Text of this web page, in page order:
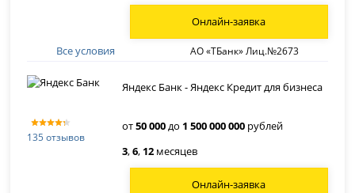
Все условия АО «ТБанк» Лиц.№2673
Онлайн-заявка
135 отзывов
Яндекс Банк - Яндекс Кредит для бизнеса
от50 000до 1 500 000 000 рублей
3,6, 12 месяцев
Онлайн-заявка